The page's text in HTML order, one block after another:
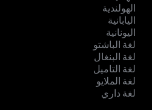
الهولندية
اليابانية
اليونانية
لغة الباشتو
لغة البنغال
لغة التاميل
لغة الملايو
لغة داري